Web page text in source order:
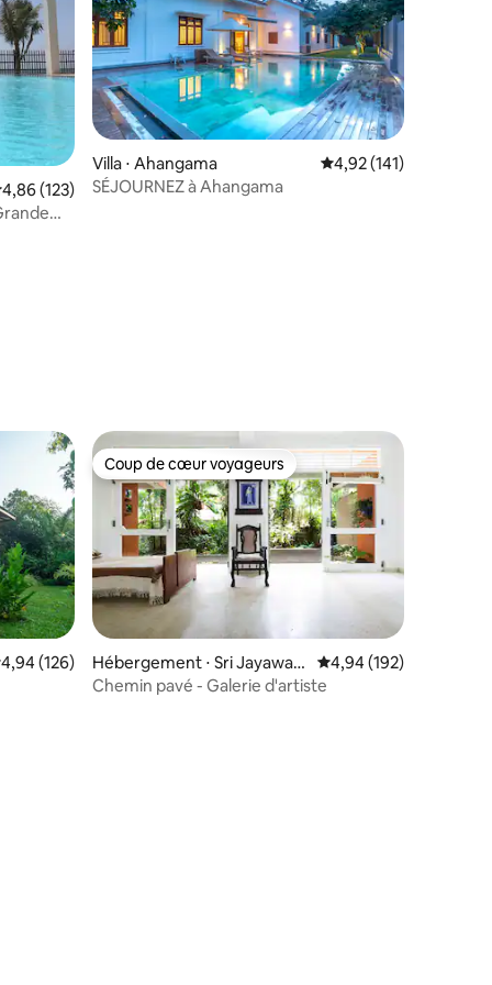
: 4,9 sur 5
moyenne sur la base de 123 commentaires : 4,86 sur 5
4,86 (123)
Villa ⋅ Ahangama Évaluation moyenne
4,92 (141)
SÉJOURNEZ à Ahangama
: 4,9 sur 5
appréciés
moyenne sur la base de 126 commentaires : 4,94 sur 5
4,94 (126)
Coup de cœur voyageurs
Coup de cœur voyageurs
Hébergement ⋅ Sri Jayawar
denepura Kotte
Évaluation moyenne
4,94 (192)
Chemin pavé - Galerie d'artiste